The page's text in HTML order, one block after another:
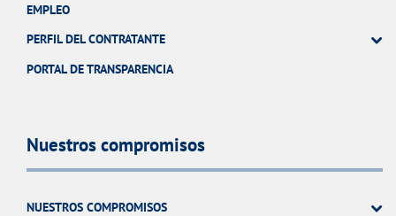
EMPLEO
PERFIL DEL CONTRATANTE
PORTAL DE TRANSPARENCIA
Nuestros compromisos
NUESTROS COMPROMISOS